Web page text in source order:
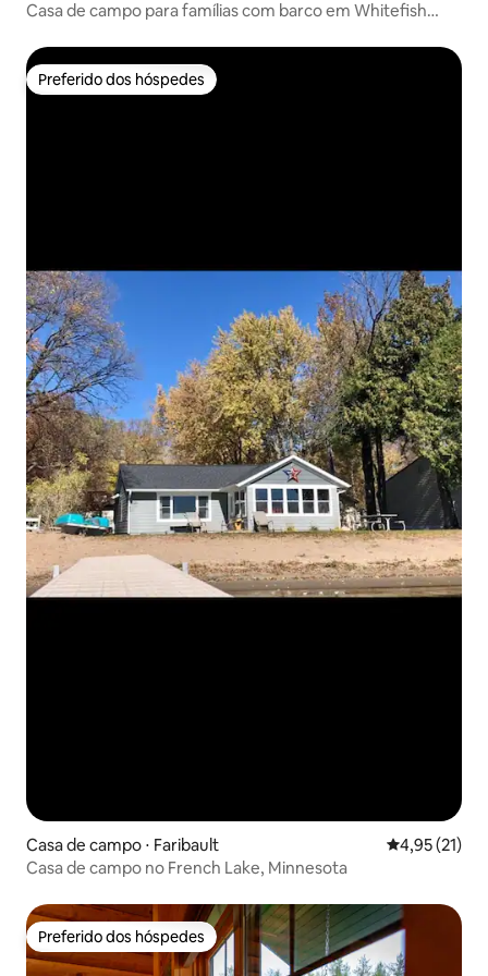
Casa de campo para famílias com barco em Whitefish
Preferido dos hóspedes
Preferido dos hóspedes
Casa de campo ⋅ Faribault 4,95 de uma
4,95 (21)
Casa de campo no French Lake, Minnesota
Preferido dos hóspedes
Preferido dos hóspedes